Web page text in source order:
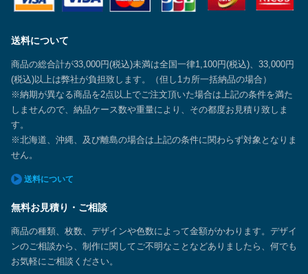
送料について
商品の総合計が33,000円(税込)未満は全国一律1,100円(税込)、33,000円
(税込)以上は弊社が負担致します。（但し1カ所一括納品の場合）
※納期が異なる商品を2点以上でご注文頂いた場合は上記の条件を満た
しませんので、納品ケース数や重量により、その都度お見積り致しま
す。
※北海道、沖縄、及び離島の場合は上記の条件に関わらず対象となりま
せん。
送料について
無料お見積り・ご相談
商品の種類、枚数、デザインや色数によって金額がかわります。デザイ
ンのご相談から、制作に関してご不明なことなどありましたら、何でも
お気軽にご相談ください。